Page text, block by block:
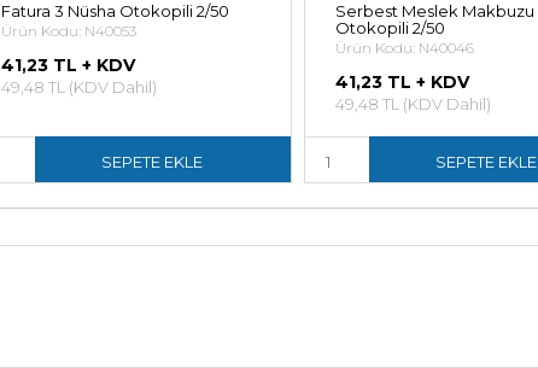
Fatura 3 Nüsha Otokopili 2/50
Ürün Kodu: N40053
41,23 TL + KDV
49,48 TL (KDV Dahil)
SEPETE EKLE
Serbest Meslek Makbuzu
Otokopili 2/50
Ürün Kodu: N40046
41,23 TL + KDV
49,48 TL (KDV Dahil)
SEPETE EKLE